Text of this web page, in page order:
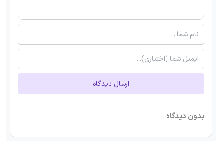
ارسال دیدگاه
بدون دیدگاه